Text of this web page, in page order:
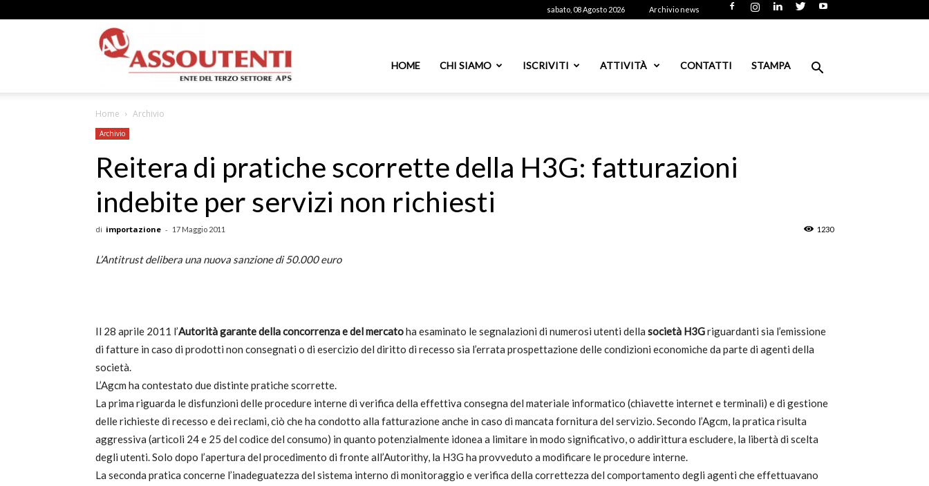
sabato, 08 Agosto 2026 Archivio news
APS
Tutela
i
HOME CHI SIAMO ISCRIVITI ATTIVITÀ CONTATTI STAMPA
Home Archivio
Archivio
Reitera di pratiche scorrette della H3G: fatturazioni
indebite per servizi non richiesti
di importazione - 17 Maggio 2011 1230
L’Antitrust delibera una nuova sanzione di 50.000 euro
Il 28 aprile 2011 l’Autorità garante della concorrenza e del mercatoha esaminato le segnalazioni di numerosi utenti della società H3Griguardanti sia l’emissione
di fatture in caso di prodotti non consegnati o di esercizio del diritto di recesso sia l’errata prospettazione delle condizioni economiche da parte di agenti della
società.
L’Agcm ha contestato due distinte pratiche scorrette.
La prima riguarda le disfunzioni delle procedure interne di verifica della effettiva consegna del materiale informatico (chiavette internet e terminali) e di gestione
delle richieste di recesso e dei reclami, ciò che ha condotto alla fatturazione anche in caso di mancata fornitura del servizio. Secondo l’Agcm, la pratica risulta
aggressiva (articoli 24 e 25 del codice del consumo) in quanto potenzialmente idonea a limitare in modo significativo, o addirittura escludere, la libertà di scelta
degli utenti. Solo dopo l’apertura del procedimento di fronte all’Autorithy, la H3G ha provveduto a modificare le procedure interne.
La seconda pratica concerne l’inadeguatezza del sistema interno di monitoraggio e verifica della correttezza del comportamento degli agenti che effettuavano